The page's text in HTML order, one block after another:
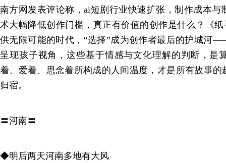
南方网发表评论称，ai短剧行业快速扩张，制作成本与
术大幅降低创作门槛，真正有价值的创作是什么？《
供无限可能的时代，“选择”成为创作者最后的护城河
呈现孩子视角，这些基于情感与文化理解的判断，是
着、爱着、思念着所构成的人间温度，才是所有故事
归宿。
〓河南〓
◆明后两天河南多地有大风